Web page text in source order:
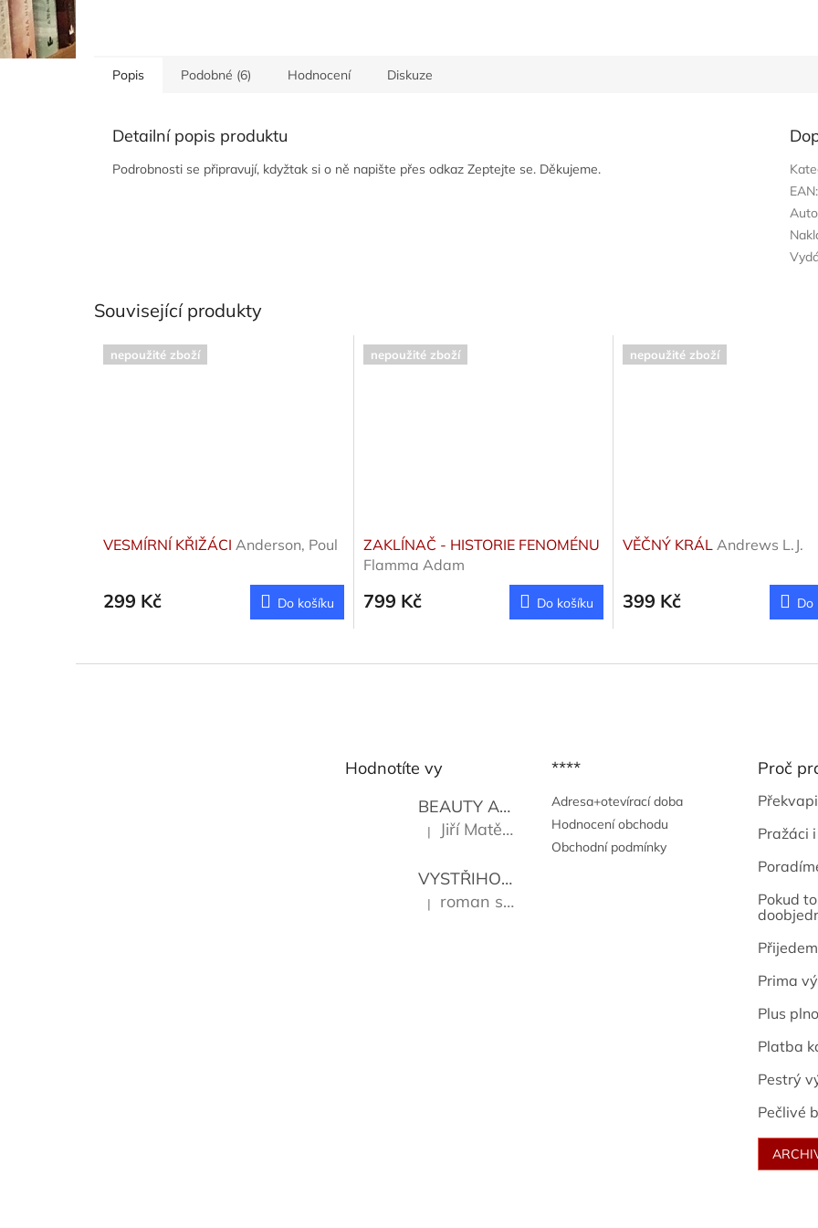
Popis Podobné (6) Hodnocení Diskuze
Detailní popis produktu
Podrobnosti se připravují, kdyžtak si o ně napište přes odkaz Zeptejte se. Děkujeme.
EAN:
Související produkty
nepoužité zboží
VESMÍRNÍ KŘIŽÁCI Anderson, Poul
299 Kč Do košíku
nepoužité zboží
ZAKLÍNAČ - HISTORIE FENOMÉNU
Flamma Adam
799 Kč Do košíku
nepoužité zboží
VĚČNÝ KRÁL Andrews L.J.
399 Kč Do
Hodnotíte vy
BEAUTY AND THE BEAT
Go Go's
Hodnocení produktu je 5 z 5 hvězdiček.
| Jiří Matějů
VYSTŘIHOVÁNKY - PRAŽSKÉ PAMÁTKY Kropáček
Hodnocení produktu je 5 z 5 hvězdiček.
| roman sekanina
****
Adresa+otevírací doba
Hodnocení obchodu
Obchodní podmínky
Proč
Pražáci
Pokud
Prima
Plus
Platba
Pestrý
Pečlivé